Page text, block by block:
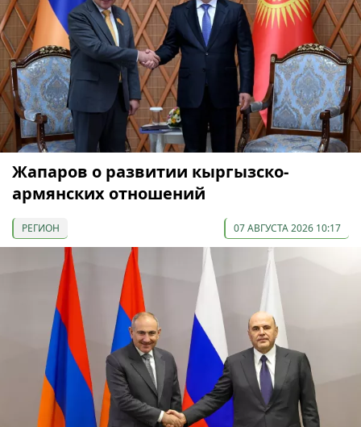
Жапаров о развитии кыргызско-
армянских отношений
РЕГИОН 07 АВГУСТА 2026 10:17